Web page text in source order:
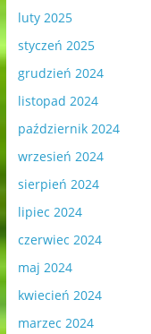
luty 2025
styczeń 2025
grudzień 2024
listopad 2024
październik 2024
wrzesień 2024
sierpień 2024
lipiec 2024
czerwiec 2024
maj 2024
kwiecień 2024
marzec 2024